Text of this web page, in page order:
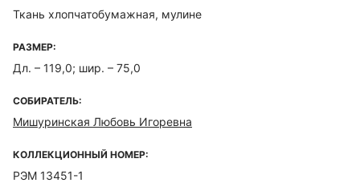
Ткань хлопчатобумажная, мулине
РАЗМЕР:
Дл. – 119,0; шир. – 75,0
СОБИРАТЕЛЬ:
Мишуринская Любовь Игоревна
КОЛЛЕКЦИОННЫЙ НОМЕР:
РЭМ 13451-1